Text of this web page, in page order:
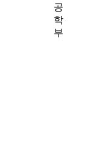
공
학
부